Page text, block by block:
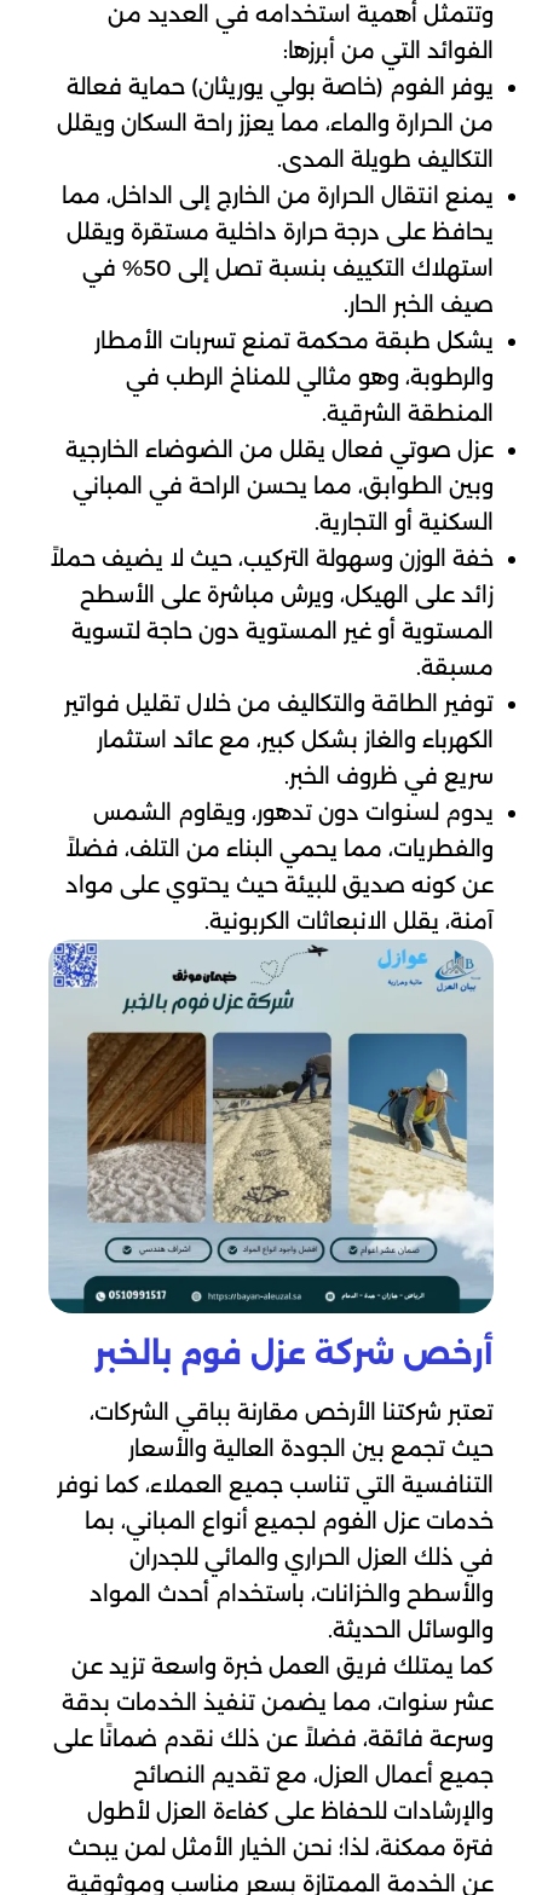
وتتمثل أهمية استخدامه في العديد من
الفوائد التي من أبرزها:
يوفر الفوم (خاصة بولي يوريثان) حماية فعالة
من الحرارة والماء، مما يعزز راحة السكان ويقلل
التكاليف طويلة المدى.
يمنع انتقال الحرارة من الخارج إلى الداخل، مما
يحافظ على درجة حرارة داخلية مستقرة ويقلل
استهلاك التكييف بنسبة تصل إلى 50% في
صيف الخبر الحار.
يشكل طبقة محكمة تمنع تسربات الأمطار
والرطوبة، وهو مثالي للمناخ الرطب في
المنطقة الشرقية.
عزل صوتي فعال يقلل من الضوضاء الخارجية
وبين الطوابق، مما يحسن الراحة في المباني
السكنية أو التجارية.
خفة الوزن وسهولة التركيب، حيث لا يضيف حملاً
زائد على الهيكل، ويرش مباشرة على الأسطح
المستوية أو غير المستوية دون حاجة لتسوية
مسبقة.
توفير الطاقة والتكاليف من خلال تقليل فواتير
الكهرباء والغاز بشكل كبير، مع عائد استثمار
سريع في ظروف الخبر.
يدوم لسنوات دون تدهور، ويقاوم الشمس
والفطريات، مما يحمي البناء من التلف، فضلاً
عن كونه صديق للبيئة حيث يحتوي على مواد
آمنة، يقلل الانبعاثات الكربونية.
أرخص شركة عزل فوم بالخبر
تعتبر شركتنا الأرخص مقارنة بباقي الشركات،
حيث تجمع بين الجودة العالية والأسعار
التنافسية التي تناسب جميع العملاء، كما نوفر
خدمات عزل الفوم لجميع أنواع المباني، بما
في ذلك العزل الحراري والمائي للجدران
والأسطح والخزانات، باستخدام أحدث المواد
والوسائل الحديثة.
كما يمتلك فريق العمل خبرة واسعة تزيد عن
عشر سنوات، مما يضمن تنفيذ الخدمات بدقة
وسرعة فائقة، فضلاً عن ذلك نقدم ضمانًا على
جميع أعمال العزل، مع تقديم النصائح
والإرشادات للحفاظ على كفاءة العزل لأطول
فترة ممكنة، لذا؛ نحن الخيار الأمثل لمن يبحث
عن الخدمة الممتازة بسعر مناسب وموثوقية